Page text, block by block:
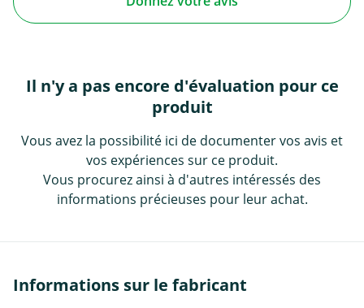
Il n'y a pas encore d'évaluation pour ce
produit
Vous avez la possibilité ici de documenter vos avis et
vos expériences sur ce produit.
Vous procurez ainsi à d'autres intéressés des
informations précieuses pour leur achat.
Informations sur le fabricant